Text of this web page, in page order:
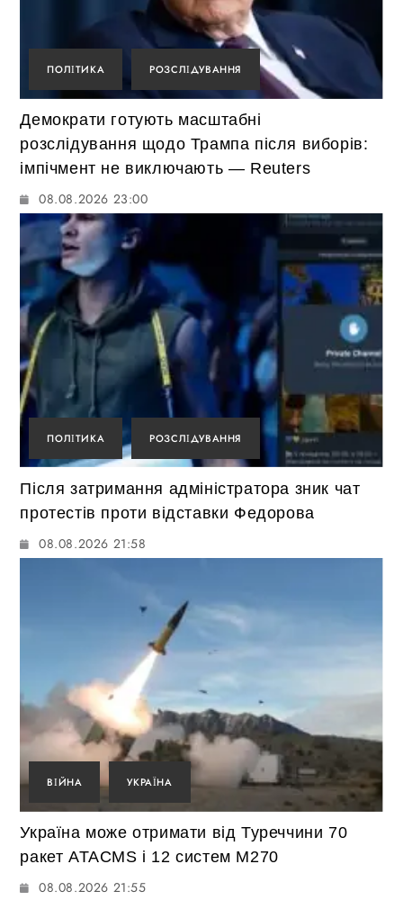
ПОЛІТИКА РОЗСЛІДУВАННЯ
Демократи готують масштабні
розслідування щодо Трампа після виборів:
імпічмент не виключають — Reuters
08.08.2026 23:00
ПОЛІТИКА РОЗСЛІДУВАННЯ
Після затримання адміністратора зник чат
протестів проти відставки Федорова
08.08.2026 21:58
ВІЙНА УКРАЇНА
Україна може отримати від Туреччини 70
ракет ATACMS і 12 систем M270
08.08.2026 21:55